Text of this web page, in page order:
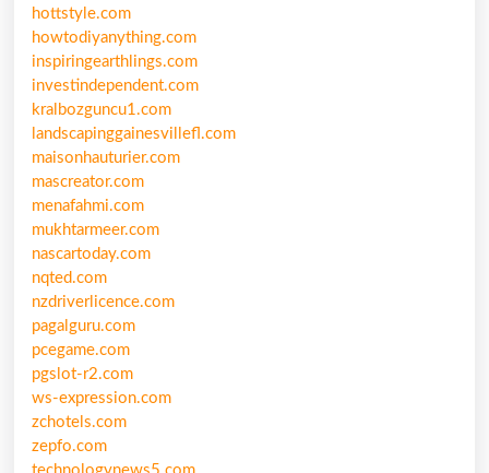
hottstyle.com
howtodiyanything.com
inspiringearthlings.com
investindependent.com
kralbozguncu1.com
landscapinggainesvillefl.com
maisonhauturier.com
mascreator.com
menafahmi.com
mukhtarmeer.com
nascartoday.com
nqted.com
nzdriverlicence.com
pagalguru.com
pcegame.com
pgslot-r2.com
ws-expression.com
zchotels.com
zepfo.com